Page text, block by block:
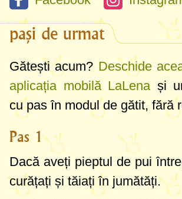
pași de urmat
Gătești acum? Deschide
aplicația mobilă LaLenași
cu pas în modul de gătit, fără
Pas 1
Dacă aveți pieptul de pui
curățați și tăiați în jumătăți.